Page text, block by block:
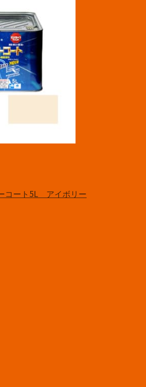
コート5L アイボリー